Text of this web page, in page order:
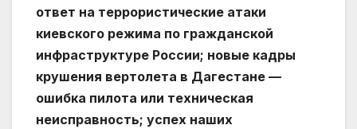
ответ на террористические атаки
киевского режима по гражданской
инфраструктуре России; новые кадры
крушения вертолета в Дагестане —
ошибка пилота или техническая
неисправность; успех наших